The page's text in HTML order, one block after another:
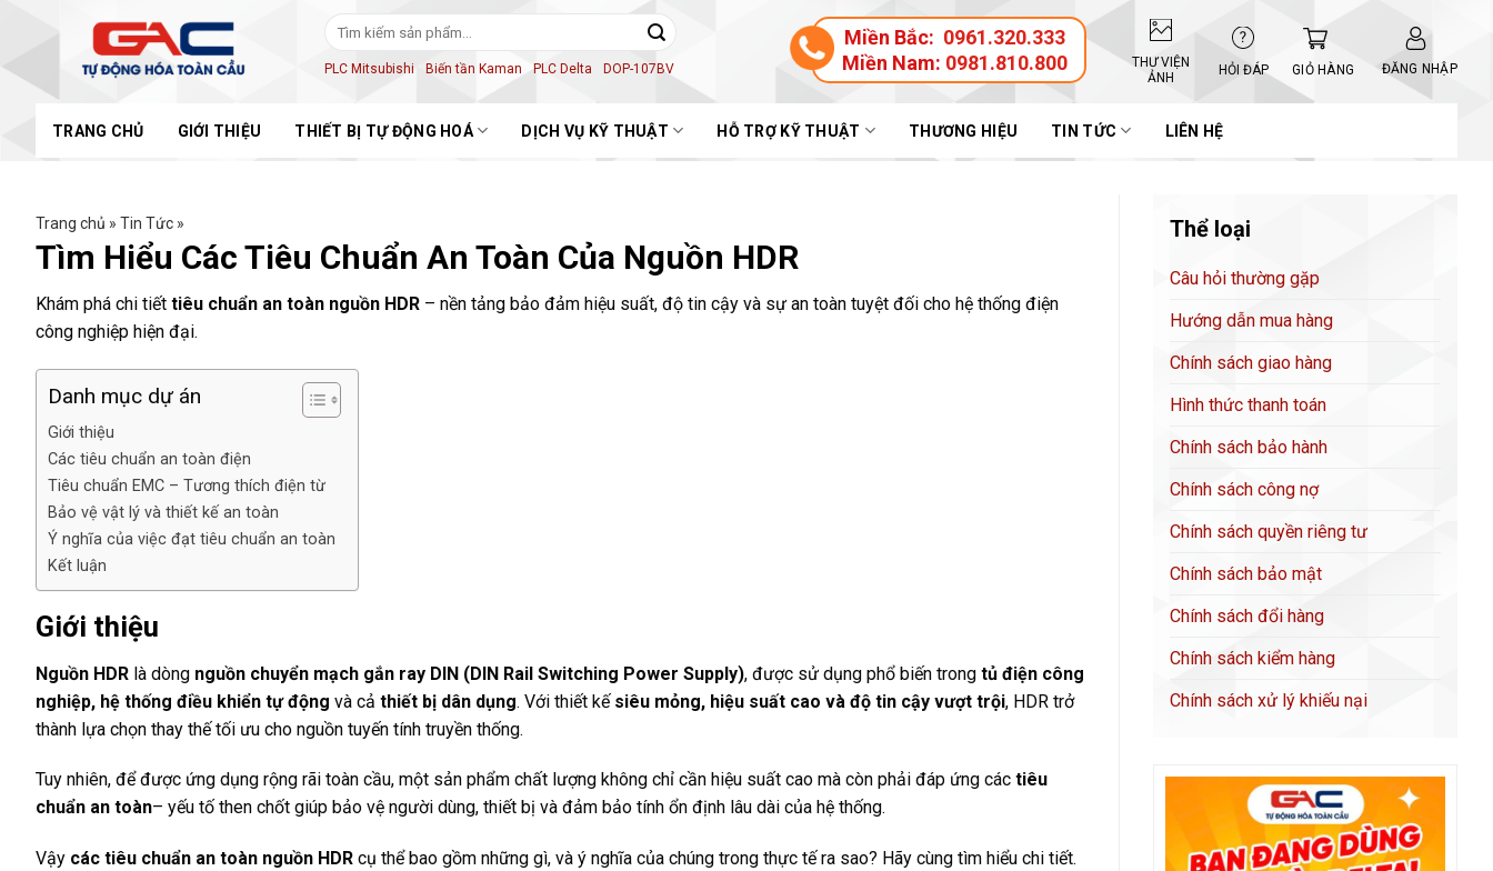
content
PLC Mitsubishi
Biến tần Kaman PLC Delta DOP-107BV
Miền Bắc: 0961.320.333
Miền Nam: 0981.810.800
THƯ VIỆN
ẢNH
HỎI ĐÁP GIỎ HÀNG ĐĂNG NHẬP
TRANG CHỦ GIỚI THIỆU THIẾT BỊ TỰ ĐỘNG HOÁ DỊCH VỤ KỸ THUẬT HỖ TRỢ KỸ THUẬT THƯƠNG HIỆU TIN TỨC LIÊN HỆ
Trang chủ » Tin Tức »
Tìm Hiểu Các Tiêu Chuẩn An Toàn Của Nguồn HDR
Khám phá chi tiết tiêu chuẩn an toàn nguồn HDR – nền tảng bảo đảm hiệu suất, độ tin cậy và sự an toàn tuyệt đối cho hệ thống điện
công nghiệp hiện đại.
Danh mục dự án
Giới thiệu
Các tiêu chuẩn an toàn điện
Tiêu chuẩn EMC – Tương thích điện từ
Bảo vệ vật lý và thiết kế an toàn
Ý nghĩa của việc đạt tiêu chuẩn an toàn
Kết luận
Giới thiệu
Nguồn HDR là dòng nguồn chuyển mạch gắn ray DIN (DIN Rail Switching Power Supply), được sử dụng phổ biến trong tủ điện công
nghiệp, hệ thống điều khiển tự động và cả thiết bị dân dụng. Với thiết kế siêu mỏng, hiệu suất cao và độ tin cậy vượt trội, HDR trở
thành lựa chọn thay thế tối ưu cho nguồn tuyến tính truyền thống.
Tuy nhiên, để được ứng dụng rộng rãi toàn cầu, một sản phẩm chất lượng không chỉ cần hiệu suất cao mà còn phải đáp ứng các tiêu
chuẩn an toàn– yếu tố then chốt giúp bảo vệ người dùng, thiết bị và đảm bảo tính ổn định lâu dài của hệ thống.
Vậy các tiêu chuẩn an toàn nguồn HDR cụ thể bao gồm những gì, và ý nghĩa của chúng trong thực tế ra sao? Hãy cùng tìm hiểu chi tiết.
Thể loại
Câu hỏi thường gặp
Hướng dẫn mua hàng
Chính sách giao hàng
Hình thức thanh toán
Chính sách bảo hành
Chính sách công nợ
Chính sách quyền riêng tư
Chính sách bảo mật
Chính sách đổi hàng
Chính sách kiểm hàng
Chính sách xử lý khiếu nại